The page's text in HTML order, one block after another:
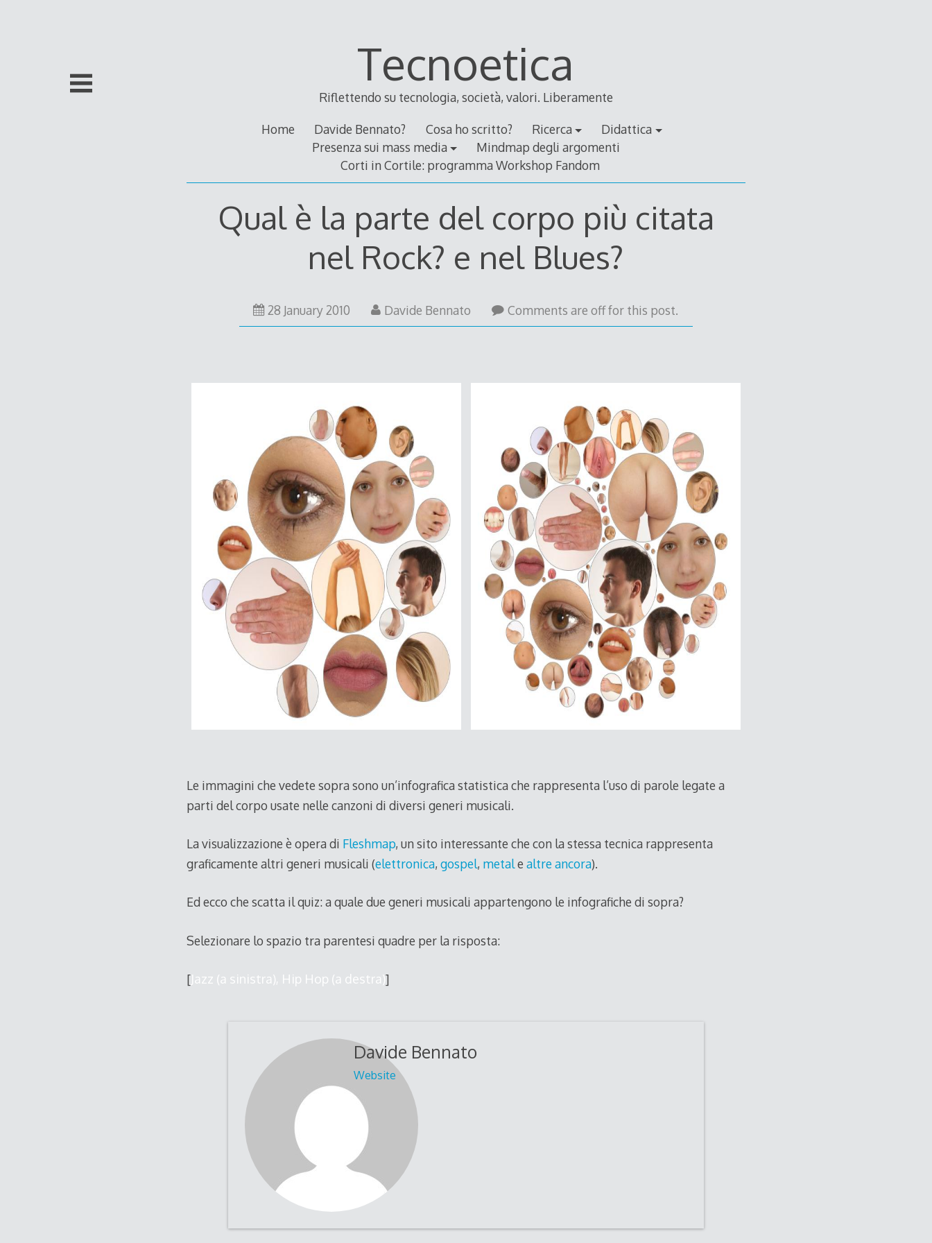
Tecnoetica
Riflettendo su tecnologia, società, valori. Liberamente
Home Davide Bennato? Cosa ho scritto? Ricerca
Didattica
Presenza sui mass media
Mindmap degli argomenti
Corti in Cortile: programma Workshop Fandom
Qual è la parte del corpo più citata
nel Rock? e nel Blues?
28 January 2010
January
Davide Bennato Comments are off for this post.
Le immagini che vedete sopra sono un’infografica statistica che rappresenta l’uso di parole legate a
parti del corpo usate nelle canzoni di diversi generi musicali.
La visualizzazione è opera di Fleshmap, un sito interessante che con la stessa tecnica rappresenta
graficamente altri generi musicali (elettronica, gospel, metale altre ancora).
Ed ecco che scatta il quiz: a quale due generi musicali appartengono le infografiche di sopra?
Selezionare lo spazio tra parentesi quadre per la risposta:
[Jazz (a sinistra), Hip Hop (a destra)]
Davide Bennato
Website